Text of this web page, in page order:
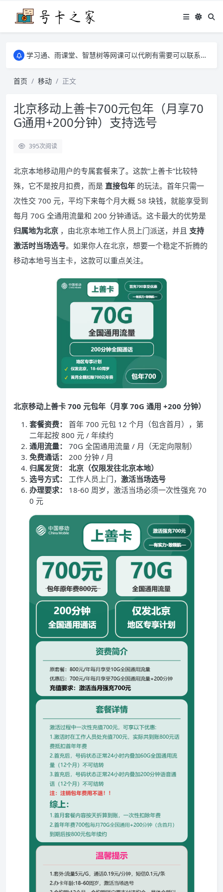
学习通、雨课堂、智慧树等网课可以代刷有需要可以联系邮箱i@tuzi.la
学习通、雨课堂、智慧树等网课可以代刷有需要可以联系邮箱i@tuzi.la
首页
移动 正文
北京移动上善卡700元包年（月享70
G通用+200分钟）支持选号
395次阅读
北京本地移动用户的专属套餐来了。这款“上善卡”比较特
殊，它不是按月扣费，而是 直接包年 的玩法。首年只需一
次性交 700 元，平均下来每个月大概 58 块钱，就能享受到
每月 70G 全通用流量和 200 分钟通话。这卡最大的优势是
归属地为北京 ，由北京本地工作人员上门派送，并且 支持
激活时当场选号。如果你人在北京，想要一个稳定不折腾的
移动本地号当主卡，这款可以重点关注。
北京移动上善卡 700 元包年（月享 70G 通用 +200 分钟）
套餐资费：
首年 700 元包 12 个月（包含首月），第
二年起按 800 元 / 年续约
通用流量：
70G 全国通用流量 / 月（无定向限制）
免费通话：
200 分钟 / 月
归属发货：
北京（仅限发往北京本地）
选号方式：
工作人员上门， 激活当场选号
办理要求：
18-60 周岁，激活当场必须一次性强充 70
0 元